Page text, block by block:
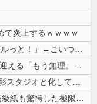
て炎上するｗｗｗｗ
【謎】女「43億円注文して………キャンセルっと！」←こいつの目的
【悲報】息子がみいちゃんのママ、限界を迎える「もう無理。普通の家庭を築...
【悲報動画】USJ、制服JKたちのTikTok撮影スタジオと化してしま...
海外「日本人はなんて気高いんだ！」 英高級紙も驚愕した極限の中の日本人...